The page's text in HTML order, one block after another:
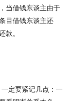
当借钱东谈主由于
目借钱东谈主还
款。
定要紧记几点：一